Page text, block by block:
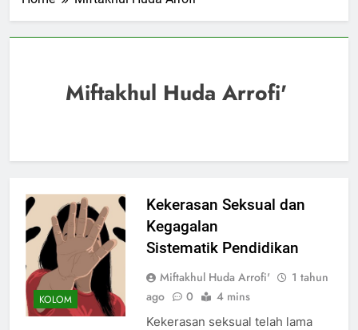
Miftakhul Huda Arrofi'
KOLOM
Kekerasan Seksual dan
Kegagalan
Sistematik Pendidikan
Miftakhul Huda Arrofi'
1 tahun
ago
0 4 mins
Kekerasan seksual telah lama